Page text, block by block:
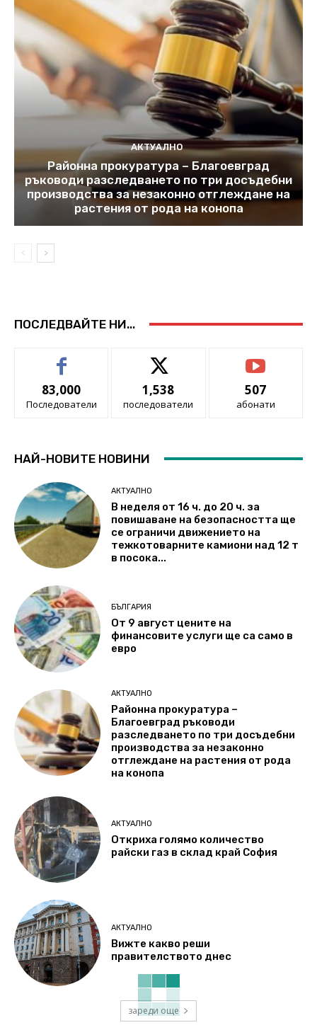
АКТУАЛНО
Районна прокуратура – Благоевград
ръководи разследването по три досъдебни
производства за незаконно отглеждане на
растения от рода на конопа
ПОСЛЕДВАЙТЕ НИ...
83,000
Последователи
1,538
последователи
507
абонати
НАЙ-НОВИТЕ НОВИНИ
АКТУАЛНО
В неделя от 16 ч. до 20 ч. за
повишаване на безопасността ще
се ограничи движението на
тежкотоварните камиони над 12 т
в посока...
БЪЛГАРИЯ
От 9 август цените на
финансовите услуги ще са само в
евро
АКТУАЛНО
Районна прокуратура –
Благоевград ръководи
разследването по три досъдебни
производства за незаконно
отглеждане на растения от рода
на конопа
АКТУАЛНО
Откриха голямо количество
райски газ в склад край София
АКТУАЛНО
Вижте какво реши
правителството днес
зареди още